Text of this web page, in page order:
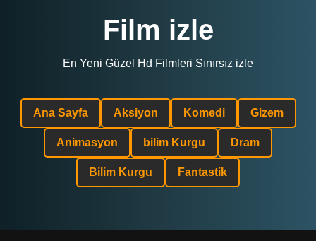
Film izle
En Yeni Güzel Hd Filmleri Sınırsız izle
Ana Sayfa Aksiyon Komedi Gizem
Animasyon bilim Kurgu Dram
Bilim Kurgu Fantastik